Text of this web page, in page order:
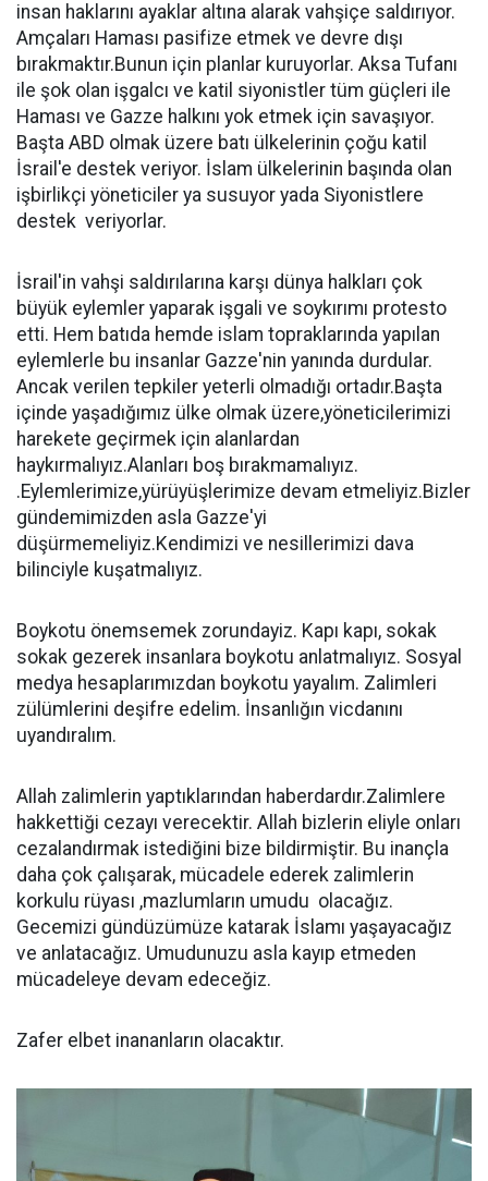
insan haklarını ayaklar altına alarak vahşiçe saldırıyor.
Amçaları Haması pasifize etmek ve devre dışı
bırakmaktır.Bunun için planlar kuruyorlar. Aksa Tufanı
ile şok olan işgalcı ve katil siyonistler tüm güçleri ile
Haması ve Gazze halkını yok etmek için savaşıyor.
Başta ABD olmak üzere batı ülkelerinin çoğu katil
İsrail'e destek veriyor. İslam ülkelerinin başında olan
işbirlikçi yöneticiler ya susuyor yada Siyonistlere
destek veriyorlar.
İsrail'in vahşi saldırılarına karşı dünya halkları çok
büyük eylemler yaparak işgali ve soykırımı protesto
etti. Hem batıda hemde islam topraklarında yapılan
eylemlerle bu insanlar Gazze'nin yanında durdular.
Ancak verilen tepkiler yeterli olmadığı ortadır.Başta
içinde yaşadığımız ülke olmak üzere,yöneticilerimizi
harekete geçirmek için alanlardan
haykırmalıyız.Alanları boş bırakmamalıyız.
.Eylemlerimize,yürüyüşlerimize devam etmeliyiz.Bizler
gündemimizden asla Gazze'yi
düşürmemeliyiz.Kendimizi ve nesillerimizi dava
bilinciyle kuşatmalıyız.
Boykotu önemsemek zorundayiz. Kapı kapı, sokak
sokak gezerek insanlara boykotu anlatmalıyız. Sosyal
medya hesaplarımızdan boykotu yayalım. Zalimleri
zülümlerini deşifre edelim. İnsanlığın vicdanını
uyandıralım.
Allah zalimlerin yaptıklarından haberdardır.Zalimlere
hakkettiği cezayı verecektir. Allah bizlerin eliyle onları
cezalandırmak istediğini bize bildirmiştir. Bu inançla
daha çok çalışarak, mücadele ederek zalimlerin
korkulu rüyası ,mazlumların umudu olacağız.
Gecemizi gündüzümüze katarak İslamı yaşayacağız
ve anlatacağız. Umudunuzu asla kayıp etmeden
mücadeleye devam edeceğiz.
Zafer elbet inananların olacaktır.